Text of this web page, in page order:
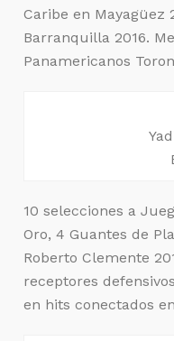
Caribe en Mayagüez
Barranquilla 2016.
Panamericanos
10 selecciones a
Oro, 4 Guantes de
Roberto Clemente
receptores
en hits conectados